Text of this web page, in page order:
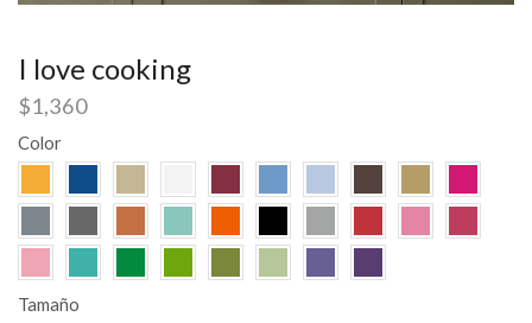
I love cooking
$1,360
Color
Tamaño